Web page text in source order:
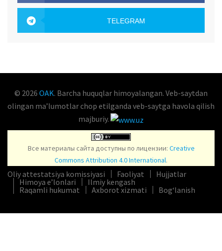
TELEGRAM
© 2026 OAK. Barcha huquqlar himoyalangan. Veb-saytdan
olingan maʼlumotlar chop etilganda veb-saytga havola qilish
majburiy.
Все материалы сайта доступны по лицензии: Creative
Commons Attribution 4.0 International.
Oliy attestatsiya komissiyasi Faoliyat
Hujjatlar
Himoya e’lonlari
Ilmiy kengash
Raqamli hukumat
Axborot xizmati Bog‘lanish